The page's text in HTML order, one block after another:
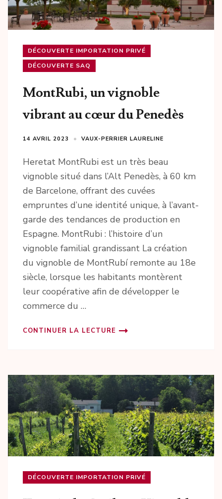
DÉCOUVERTE IMPORTATION PRIVÉ
DÉCOUVERTE SAQ
MontRubi, un vignoble
vibrant au cœur du Penedès
14 AVRIL 2023 VAUX-PERRIER LAURELINE
Heretat MontRubi est un très beau
vignoble situé dans l’Alt Penedès, à 60 km
de Barcelone, offrant des cuvées
empruntes d’une identité unique, à l’avant-
garde des tendances de production en
Espagne. MontRubi : l’histoire d’un
vignoble familial grandissant La création
du vignoble de MontRubí remonte au 18e
siècle, lorsque les habitants montèrent
leur coopérative afin de développer le
commerce du …
CONTINUER LA LECTURE
DÉCOUVERTE IMPORTATION PRIVÉ